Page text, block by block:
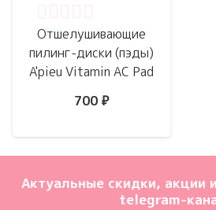
Отшелушивающие
пилинг-диски (пэды)
A'pieu Vitamin AC Pad
700 ₽
Актуальные скидки, акции
telegram-